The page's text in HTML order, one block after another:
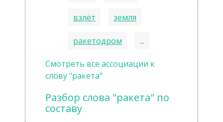
взлёт земля
ракетодром ...
Смотреть все ассоциации к
слову "ракета"
Разбор слова "ракета" по
составу